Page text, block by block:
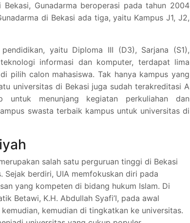
Gunadarma beroperasi pada tahun 2004
di Bekasi ada tiga, yaitu Kampus J1, J2,
yaitu Diploma III (D3), Sarjana (S1),
informasi dan komputer, terdapat lima
pilih calon mahasiswa. Tak hanya kampus yang
universitas di Bekasi juga sudah terakreditasi A
menunjang kegiatan perkuliahan dan
swasta terbaik kampus untuk universitas di
salah satu perguruan tinggi di Bekasi
Sejak berdiri, UIA memfokuskan diri pada
yang kompeten di bidang hukum Islam. Di
Betawi, K.H. Abdullah Syafi’I, pada awal
kemudian di tingkatkan ke universitas.